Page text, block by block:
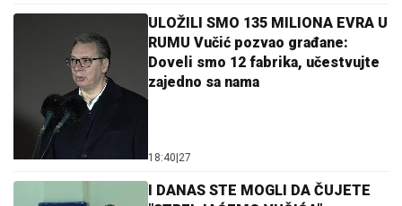
ULOŽILI SMO 135 MILIONA EVRA U
RUMU Vučić pozvao građane:
Doveli smo 12 fabrika, učestvujte
zajedno sa nama
18:40 27
I DANAS STE MOGLI DA ČUJETE